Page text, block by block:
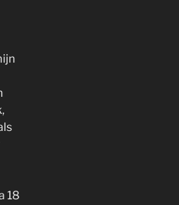
18